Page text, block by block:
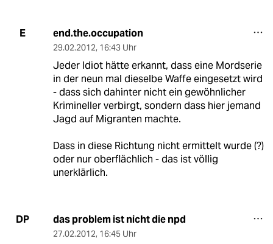
E end.the.occupation
29.02.2012, 16:43 Uhr
Jeder Idiot hätte erkannt, dass eine Mordserie
in der neun mal dieselbe Waffe eingesetzt wird
- dass sich dahinter nicht ein gewöhnlicher
Krimineller verbirgt, sondern dass hier jemand
Jagd auf Migranten machte.
Dass in diese Richtung nicht ermittelt wurde (?)
oder nur oberflächlich - das ist völlig
unerklärlich.
DP das problem ist nicht die npd
27.02.2012, 16:45 Uhr